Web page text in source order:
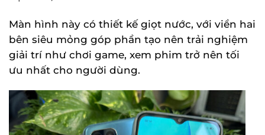
Màn hình này có thiết kế giọt nước, với viền hai
bên siêu mỏng góp phần tạo nên trải nghiệm
giải trí như chơi game, xem phim trở nên tối
ưu nhất cho người dùng.